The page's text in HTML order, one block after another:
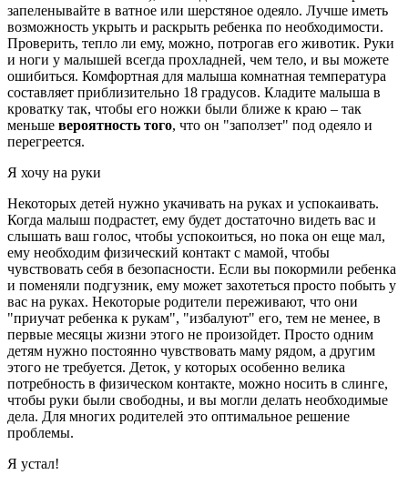
запеленывайте в ватное или шерстяное одеяло. Лучше иметь
возможность укрыть и раскрыть ребенка по необходимости.
Проверить, тепло ли ему, можно, потрогав его животик. Руки
и ноги у малышей всегда прохладней, чем тело, и вы можете
ошибиться. Комфортная для малыша комнатная температура
составляет приблизительно 18 градусов. Кладите малыша в
кроватку так, чтобы его ножки были ближе к краю – так
меньше вероятность того, что он "заползет" под одеяло и
перегреется.
Я хочу на руки
Некоторых детей нужно укачивать на руках и успокаивать.
Когда малыш подрастет, ему будет достаточно видеть вас и
слышать ваш голос, чтобы успокоиться, но пока он еще мал,
ему необходим физический контакт с мамой, чтобы
чувствовать себя в безопасности. Если вы покормили ребенка
и поменяли подгузник, ему может захотеться просто побыть у
вас на руках. Некоторые родители переживают, что они
"приучат ребенка к рукам", "избалуют" его, тем не менее, в
первые месяцы жизни этого не произойдет. Просто одним
детям нужно постоянно чувствовать маму рядом, а другим
этого не требуется. Деток, у которых особенно велика
потребность в физическом контакте, можно носить в слинге,
чтобы руки были свободны, и вы могли делать необходимые
дела. Для многих родителей это оптимальное решение
проблемы.
Я устал!